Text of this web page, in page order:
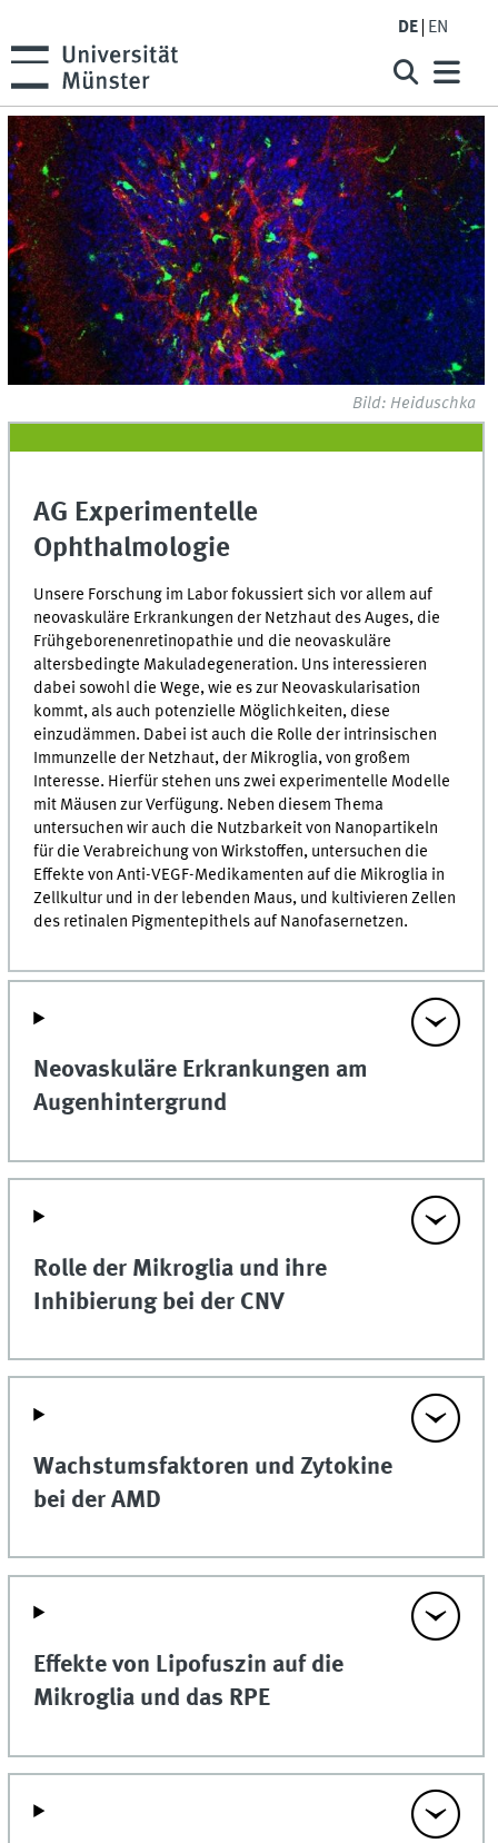
DE EN
Bild: Heiduschka
AG Experimentelle
Ophthalmologie
Unsere Forschung im Labor fokussiert sich vor allem auf
neovaskuläre Erkrankungen der Netzhaut des Auges, die
Frühgeborenenretinopathie und die neovaskuläre
altersbedingte Makuladegeneration. Uns interessieren
dabei sowohl die Wege, wie es zur Neovaskularisation
kommt, als auch potenzielle Möglichkeiten, diese
einzudämmen. Dabei ist auch die Rolle der intrinsischen
Immunzelle der Netzhaut, der Mikroglia, von großem
Interesse. Hierfür stehen uns zwei experimentelle Modelle
mit Mäusen zur Verfügung. Neben diesem Thema
untersuchen wir auch die Nutzbarkeit von Nanopartikeln
für die Verabreichung von Wirkstoffen, untersuchen die
Effekte von Anti-VEGF-Medikamenten auf die Mikroglia in
Zellkultur und in der lebenden Maus, und kultivieren Zellen
des retinalen Pigmentepithels auf Nanofasernetzen.
Neovaskuläre Erkrankungen am
Augenhintergrund
Rolle der Mikroglia und ihre
Inhibierung bei der CNV
Wachstumsfaktoren und Zytokine
bei der AMD
Effekte von Lipofuszin auf die
Mikroglia und das RPE